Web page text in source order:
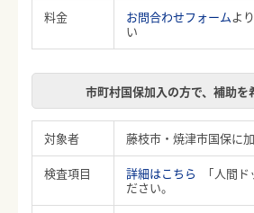
料金 お問合わせフォームよ
い
市町村国保加入の方で、補助を
対象者 藤枝市・焼津市国保に
検査項目 詳細はこちら
｢人間ド
ださい。